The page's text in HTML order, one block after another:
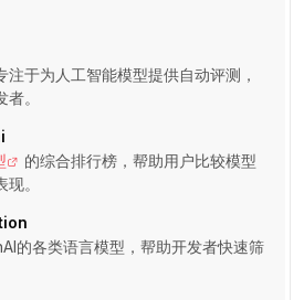
注于为人工智能模型提供自动评测，
。
的综合排行榜，帮助用户比较模型
。
的各类语言模型，帮助开发者快速筛